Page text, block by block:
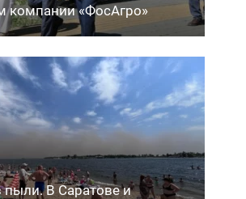
компании «ФосАгро»
пыли. В Саратове и